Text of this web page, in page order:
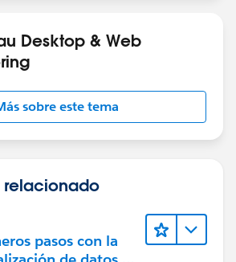
Desktop & Web
sobre este tema
relacionado
pasos con la